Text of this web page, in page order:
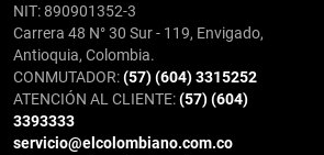
NIT: 890901352-3
Carrera 48 N° 30 Sur - 119, Envigado,
Antioquia, Colombia.
CONMUTADOR:(57) (604) 3315252
ATENCIÓN AL CLIENTE:(57) (604)
3393333
servicio@elcolombiano.com.co